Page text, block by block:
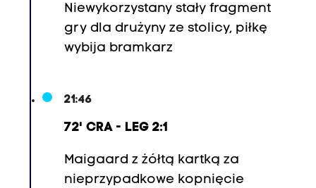
Niewykorzystany stały fragment
gry dla drużyny ze stolicy, piłkę
wybija bramkarz
21:46
72' CRA - LEG 2:1
Maigaard z żółtą kartką za
nieprzypadkowe kopnięcie